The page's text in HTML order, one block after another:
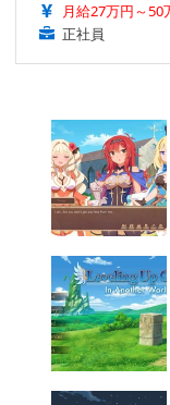
月給27万円～50
正社員